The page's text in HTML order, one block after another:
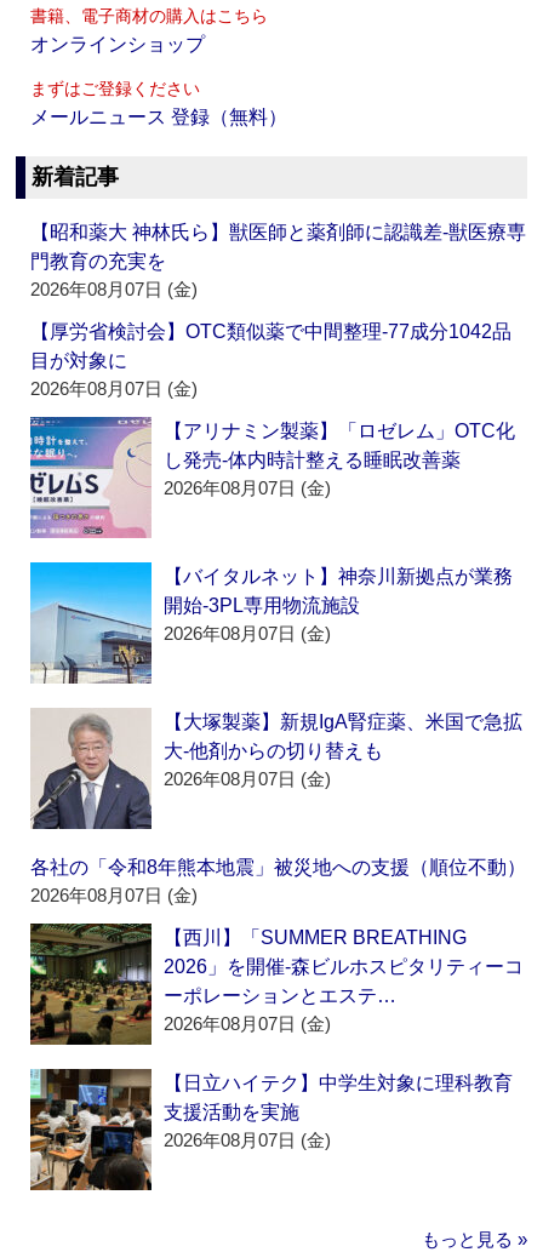
書籍、電子商材の購入はこちら
オンラインショップ
まずはご登録ください
メールニュース 登録（無料）
新着記事
【昭和薬大 神林氏ら】獣医師と薬剤師に認識差‐獣医療専
門教育の充実を
2026年08月07日 (金)
【厚労省検討会】OTC類似薬で中間整理‐77成分1042品
目が対象に
2026年08月07日 (金)
【アリナミン製薬】「ロゼレム」OTC化
し発売‐体内時計整える睡眠改善薬
2026年08月07日 (金)
【バイタルネット】神奈川新拠点が業務
開始‐3PL専用物流施設
2026年08月07日 (金)
【大塚製薬】新規IgA腎症薬、米国で急拡
大‐他剤からの切り替えも
2026年08月07日 (金)
各社の「令和8年熊本地震」被災地への支援（順位不動）
2026年08月07日 (金)
【西川】「SUMMER BREATHING
2026」を開催‐森ビルホスピタリティーコ
ーポレーションとエステ…
2026年08月07日 (金)
【日立ハイテク】中学生対象に理科教育
支援活動を実施
2026年08月07日 (金)
もっと見る »